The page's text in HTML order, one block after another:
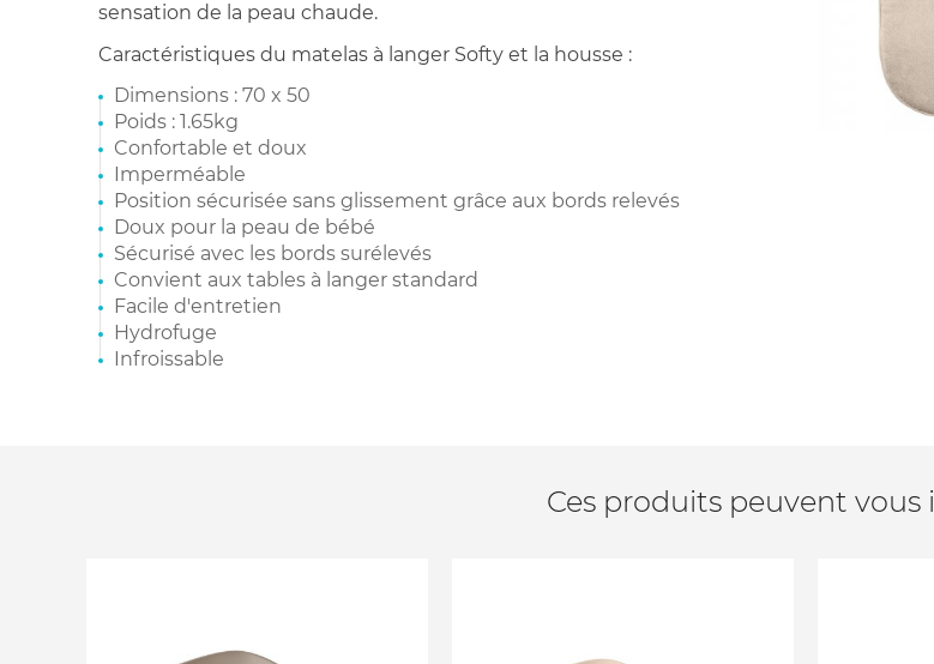
sensation de la peau chaude.
Caractéristiques du matelas à langer Softy et la housse :
Dimensions : 70 x 50
Poids : 1.65kg
Confortable et doux
Imperméable
Position sécurisée sans glissement grâce aux bords relevés
Doux pour la peau de bébé
Sécurisé avec les bords surélevés
Convient aux tables à langer standard
Facile d'entretien
Hydrofuge
Infroissable
Ces produits peuvent vous